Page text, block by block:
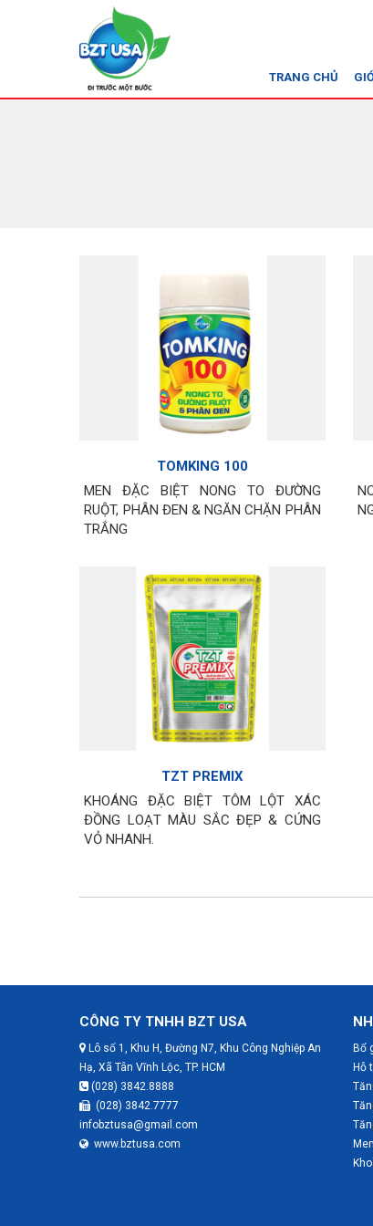
TRANG CHỦ
TOMKING 100
MEN ĐẶC BIỆT NONG TO ĐƯỜNG
RUỘT, PHÂN ĐEN & NGĂN CHẶN PHÂN
TRẮNG
TZT PREMIX
KHOÁNG ĐẶC BIỆT TÔM LỘT XÁC
ĐỒNG LOẠT MÀU SẮC ĐẸP & CỨNG
VỎ NHANH.
CÔNG TY TNHH BZT USA
Lô số 1, Khu H, Đường N7, Khu Công Nghiệp An
Hạ, Xã Tân Vĩnh Lộc, TP. HCM
(028) 3842.8888
(028) 3842.7777
infobztusa@gmail.com
www.bztusa.com
Bổ
Hỗ